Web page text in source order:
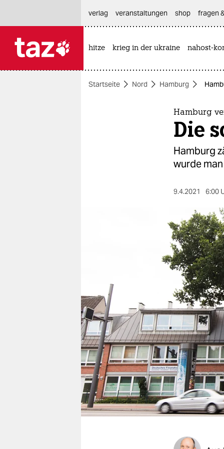
themen
verlag
verlag
veranstaltungen
shop
fragen & hilfe
unterstützen
abo
verlag
veranstaltungen shop fragen
hitze krieg in der ukraine nahost-
Startseite Nord Hamburg
Hamburg
Die
Hamburg
wurde
9.4.2021 6:00